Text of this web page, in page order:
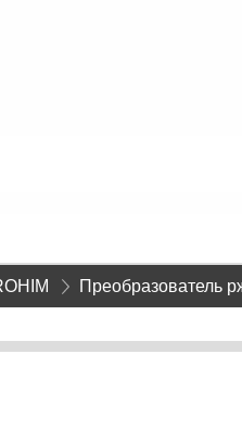
» Преобразователь